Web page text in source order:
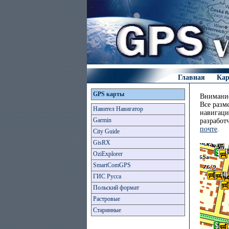
Главная
GPS карты
Навител Навигатор
Garmin
City Guide
GisRX
OziExplorer
SmartComGPS
ГИС Русса
Польский формат
Растровые
Старинные
Все
почте.